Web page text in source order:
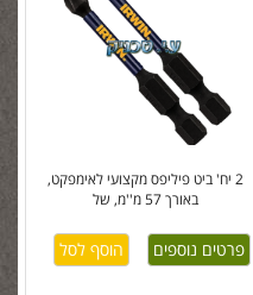
2 יח' ביט פיליפס מקצועי לאימפקט,
באורך 57 מ''מ, של
פרטים נוספים